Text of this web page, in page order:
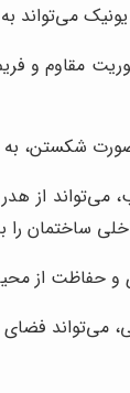
می‌تواند
و
شکستن،
می‌تواند از
ساختمان
و حفاظت از
می‌تواند